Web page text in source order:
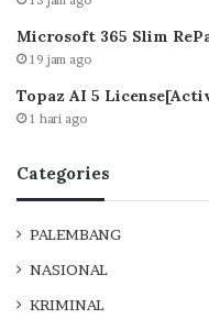
Microsoft 365 Slim
19 jam ago
Topaz AI 5
1 hari ago
Categories
PALEMBANG
NASIONAL
KRIMINAL